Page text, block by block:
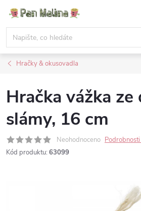
Přejít
obsah
Hračky & okusovadla
Hračka vážka ze
slámy, 16 cm
Neohodnoceno
Kód produktu: 63099